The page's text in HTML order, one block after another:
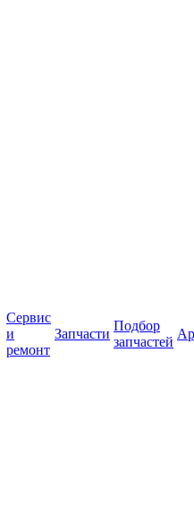
Сервис
и
ремонт
Запчасти
Подбор
запчастей